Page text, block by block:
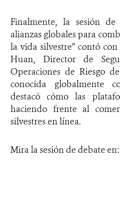
Finalmente, la sesión de
alianzas globales para
la vida silvestre” contó
Huan, Director de
Operaciones de Riesgo
conocida globalmente
destacó cómo las
haciendo frente al
silvestres en línea.
Mira la sesión de debate en: